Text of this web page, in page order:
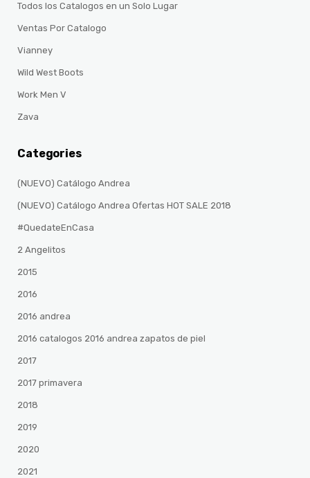
Todos los Catalogos en un Solo Lugar
Ventas Por Catalogo
Vianney
Wild West Boots
Work Men V
Zava
Categories
(NUEVO) Catálogo Andrea
(NUEVO) Catálogo Andrea Ofertas HOT SALE 2018
#QuedateEnCasa
2 Angelitos
2015
2016
2016 andrea
2016 catalogos 2016 andrea zapatos de piel
2017
2017 primavera
2018
2019
2020
2021